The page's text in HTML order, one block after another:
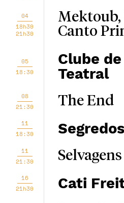
04
18h30
21h30
Mektoub,
Canto
05
18:30
Clube
Teatral
08
21:30
The End
11
18:30
11
21:30
Selvagens
16
21h30
Cati